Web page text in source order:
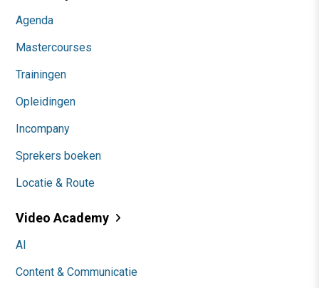
Agenda
Mastercourses
Trainingen
Opleidingen
Incompany
Sprekers boeken
Locatie & Route
Video Academy
AI
Content & Communicatie